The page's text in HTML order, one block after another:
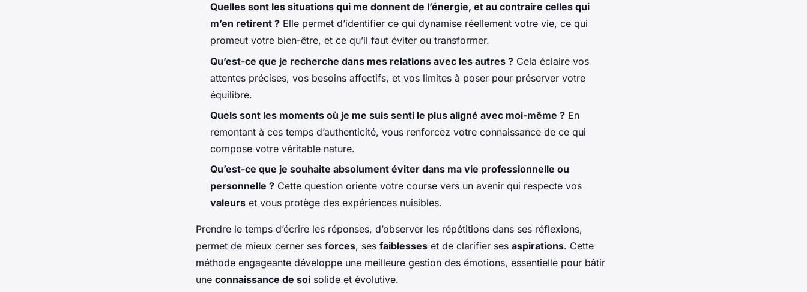
Quelles sont les situations qui me donnent de l’énergie, et au contraire celles qui
m’en retirent ? Elle permet d’identifier ce qui dynamise réellement votre vie, ce qui
promeut votre bien-être, et ce qu’il faut éviter ou transformer.
Qu’est-ce que je recherche dans mes relations avec les autres ? Cela éclaire vos
attentes précises, vos besoins affectifs, et vos limites à poser pour préserver votre
équilibre.
Quels sont les moments où je me suis senti le plus aligné avec moi-même ? En
remontant à ces temps d’authenticité, vous renforcez votre connaissance de ce qui
compose votre véritable nature.
Qu’est-ce que je souhaite absolument éviter dans ma vie professionnelle ou
personnelle ? Cette question oriente votre course vers un avenir qui respecte vos
valeurs et vous protège des expériences nuisibles.
Prendre le temps d’écrire les réponses, d’observer les répétitions dans ses réflexions,
permet de mieux cerner ses forces, ses faiblesses et de clarifier ses aspirations. Cette
méthode engageante développe une meilleure gestion des émotions, essentielle pour bâtir
une connaissance de soi solide et évolutive.